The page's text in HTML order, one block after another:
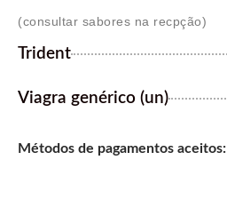
(consultar sabores na recpção)
Trident
Viagra genérico (un)
Métodos de pagamentos aceitos: